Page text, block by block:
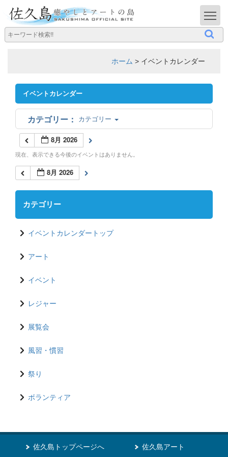
ホーム > イベントカレンダー
イベントカレンダー
カテゴリー
8月 2026
現在、表示できる今後のイベントはありません。
8月 2026
カテゴリー
イベントカレンダートップ
アート
イベント
レジャー
展覧会
風習・慣習
祭り
ボランティア
佐久島トップページへ 佐久島アート